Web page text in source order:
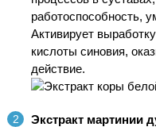
работоспособность,
Активирует
кислоты синовия,
действие.
Экстракт мартинии